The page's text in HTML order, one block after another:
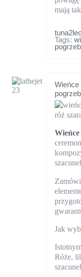
mają
Tags:
Wieńce
Jak
Róże,